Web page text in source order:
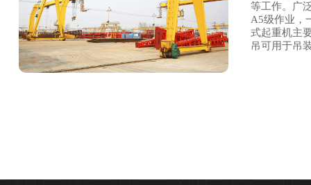
等工作。广
A5级作业，
式起重机主
吊可用于吊